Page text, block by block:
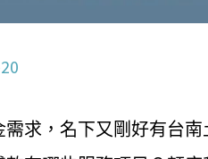
求，名下又剛好有台